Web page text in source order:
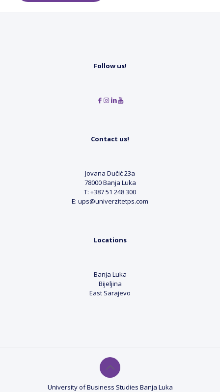
Follow us!
Contact us!
Jovana Dučić 23a
78000 Banja Luka
T: +387 51 248 300
E: ups@univerzitetps.com
Locations
Banja Luka
Bijeljina
East Sarajevo
University of Business Studies Banja Luka